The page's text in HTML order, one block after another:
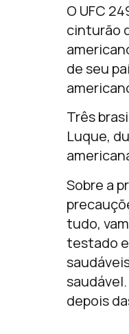
O UFC
cinturão
de seu
Três
Luque,
Sobre a
tudo,
testado
depois